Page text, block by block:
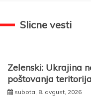
Slicne vesti
Zelenski: Ukrajina
poštovanja
subota, 8. avgust, 2026